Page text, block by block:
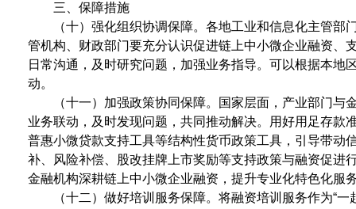
三、保障措施
（十）强化组织协调保障。各地工业和信息化主管
管机构、财政部门要充分认识促进链上中小微企业融资、
日常沟通，及时研究问题，加强业务指导。可以根据本地
动。
（十一）加强政策协同保障。国家层面，产业部门
业务联动，及时发现问题，共同推动解决。用好用足存款
普惠小微贷款支持工具等结构性货币政策工具，引导带动
补、风险补偿、股改挂牌上市奖励等支持政策与融资促进
金融机构深耕链上中小微企业融资，提升专业化特色化服
（十二）做好培训服务保障。将融资培训服务作为“